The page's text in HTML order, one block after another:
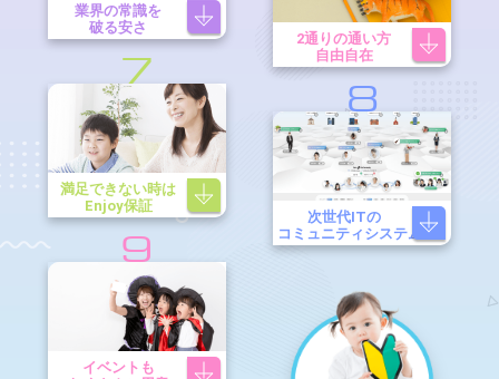
業界の常識を
破る安さ
2通りの通い方
自由自在
7
満足できない時は
Enjoy保証
8
次世代ITの
コミュニティシステム
9
イベントも